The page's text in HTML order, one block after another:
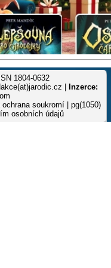
1804-0632
|
Inzerce:
soukromí | pg(1050)
osobních údajů